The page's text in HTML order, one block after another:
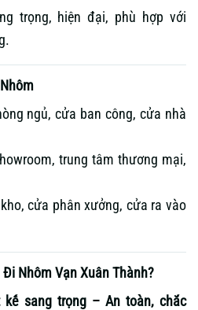
trọng, hiện đại, phù hợp với
ngủ, cửa ban công, cửa nhà
trung tâm thương mại,
cửa phân xưởng, cửa ra vào
Đi Nhôm Vạn Xuân Thành?
sang trọng – An toàn, chắc